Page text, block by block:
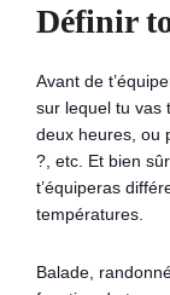
Définir
Avant de
sur lequel tu vas
deux heures, ou
?, etc. Et bien
t’équiperas
températures.
Balade,